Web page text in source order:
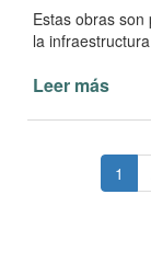
Estas obras
la
Leer más
para
1